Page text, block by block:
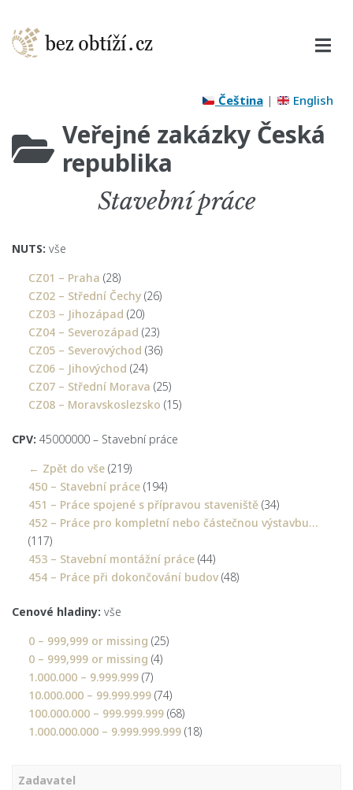
Čeština| English
Veřejné zakázky Česká
republika
Stavební práce
NUTS: vše
CZ01 – Praha (28)
CZ02 – Střední Čechy (26)
CZ03 – Jihozápad (20)
CZ04 – Severozápad (23)
CZ05 – Severovýchod (36)
CZ06 – Jihovýchod (24)
CZ07 – Střední Morava (25)
CZ08 – Moravskoslezsko (15)
CPV: 45000000 – Stavební práce
← Zpět do vše (219)
450 – Stavební práce (194)
451 – Práce spojené s přípravou staveniště (34)
452 – Práce pro kompletní nebo částečnou výstavbu…
(117)
453 – Stavební montážní práce (44)
454 – Práce při dokončování budov (48)
Cenové hladiny: vše
0 – 999,999 or missing (25)
0 – 999,999 or missing (4)
1.000.000 – 9.999.999 (7)
10.000.000 – 99.999.999 (74)
100.000.000 – 999.999.999 (68)
1.000.000.000 – 9.999.999.999 (18)
Zadavatel